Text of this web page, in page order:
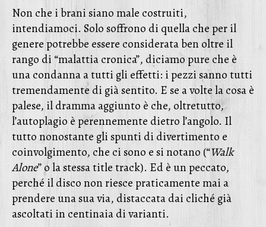
Non che i brani siano male costruiti,
intendiamoci. Solo soffrono di quella che per il
genere potrebbe essere considerata ben oltre il
rango di “malattia cronica”, diciamo pure che è
una condanna a tutti gli effetti: i pezzi sanno tutti
tremendamente di già sentito. E se a volte la cosa è
palese, il dramma aggiunto è che, oltretutto,
l’autoplagio è perennemente dietro l’angolo. Il
tutto nonostante gli spunti di divertimento e
coinvolgimento, che ci sono e si notano (“Walk
Alone” o la stessa title track). Ed è un peccato,
perché il disco non riesce praticamente mai a
prendere una sua via, distaccata dai cliché già
ascoltati in centinaia di varianti.